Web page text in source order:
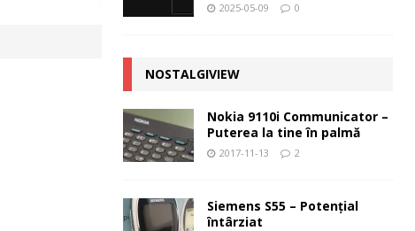
2025-05-09 0
NOSTALGIVIEW
Nokia 9110i Communicator –
Puterea la tine în palmă
2017-11-13 2
Siemens S55 – Potenţial
întârziat